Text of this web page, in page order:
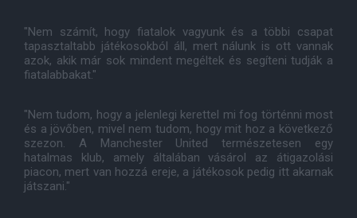
"Nem számít, hogy fiatalok vagyunk és a többi csapat
tapasztaltabb játékosokból áll, mert nálunk is ott vannak
azok, akik már sok mindent megéltek és segíteni tudják a
fiatalabbakat."
"Nem tudom, hogy a jelenlegi kerettel mi fog történni most
és a jövőben, mivel nem tudom, hogy mit hoz a következő
szezon. A Manchester United természetesen egy
hatalmas klub, amely általában vásárol az átigazolási
piacon, mert van hozzá ereje, a játékosok pedig itt akarnak
játszani."